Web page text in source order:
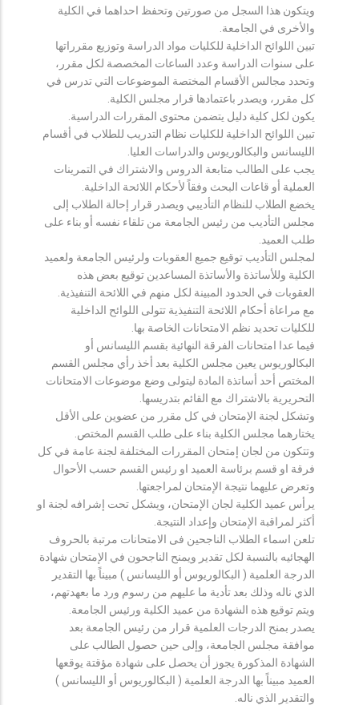
ويتكون هذا السجل من صورتين وتحفظ احداهما في الكلية
والأخرى في الجامعة.
تبين اللوائح الداخلية للكليات مواد الدراسة وتوزيع مقرراتها
على سنوات الدراسة وعدد الساعات المخصصة لكل مقرر،
وتحدد مجالس الأقسام المختصة الموضوعات التي تدرس في
كل مقرر، ويصدر باعتمادها قرار مجلس الكلية.
يكون لكل كلية دليل يتضمن محتوى المقررات الدراسية.
تبين اللوائح الداخلية للكليات نظام التدريب للطلاب في أقسام
الليسانس والبكالوريوس والدراسات العليا.
يجب على الطالب متابعة الدروس والاشتراك في التمرينات
العملية أو قاعات البحث وفقاً لأحكام اللائحة الداخلية.
يخضع الطلاب للنظام التأديبي ويصدر قرار إحالة الطلاب إلى
مجلس التأديب من رئيس الجامعة من تلقاء نفسه أو بناء على
طلب العميد.
لمجلس التأديب توقيع جميع العقوبات ولرئيس الجامعة ولعميد
الكلية وللأساتذة والأساتذة المساعدين توقيع بعض هذه
العقوبات في الحدود المبينة لكل منهم في اللائحة التنفيذية.
مع مراعاة أحكام اللائحة التنفيذية تتولى اللوائح الداخلية
للكليات تحديد نظم الامتحانات الخاصة بها.
فيما عدا امتحانات الفرقة النهائية بقسم الليسانس أو
البكالوريوس يعين مجلس الكلية بعد أخذ رأي مجلس القسم
المختص أحد أساتذة المادة ليتولى وضع موضوعات الامتحانات
التحريرية بالاشتراك مع القائم بتدريسها.
وتشكل لجنة الإمتحان في كل مقرر من عضوين على الأقل
يختارهما مجلس الكلية بناء على طلب القسم المختص.
وتتكون من لجان إمتحان المقررات المختلفة لجنة عامة في كل
فرقة او قسم برئاسة العميد او رئيس القسم حسب الأحوال
وتعرض عليهما نتيجة الإمتحان لمراجعتها.
يرأس عميد الكلية لجان الإمتحان، ويشكل تحت إشرافه لجنة او
أكثر لمراقبة الإمتحان وإعداد النتيجة.
تلعن اسماء الطلاب الناجحين فى الامتحانات مرتبة بالحروف
الهجائيه بالنسبة لكل تقدير ويمنح الناجحون في الإمتحان شهادة
الدرجة العلمية ( البكالوريوس أو الليسانس ) مبيناً بها التقدير
الذي ناله وذلك بعد تأدية ما عليهم من رسوم ورد ما بعهدتهم،
ويتم توقيع هذه الشهادة من عميد الكلية ورئيس الجامعة.
يصدر بمنح الدرجات العلمية قرار من رئيس الجامعة بعد
موافقة مجلس الجامعة، وإلى حين حصول الطالب على
الشهادة المذكورة يجوز أن يحصل على شهادة مؤقتة يوقعها
العميد مبيناً بها الدرجة العلمية ( البكالوريوس أو الليسانس )
والتقدير الذي ناله.